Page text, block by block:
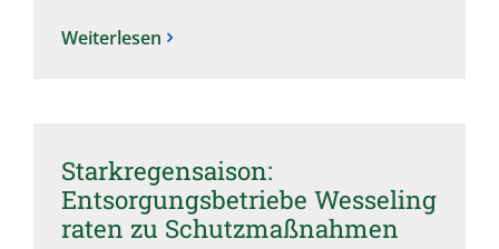
Weiterlesen
Starkregensaison:
Entsorgungsbetriebe Wesseling
raten zu Schutzmaßnahmen